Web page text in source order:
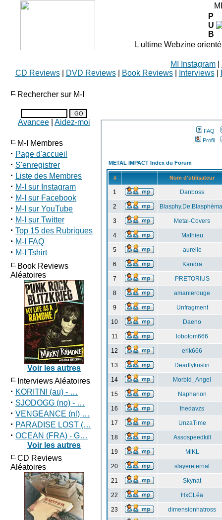
P
U
B
L ultime Webzine
MI Instagram
CD Reviews| DVD Reviews| Book Reviews| Interviews|
Rechercher sur M-I
Avancee Aidez-moi
M-I Membres
· Page d'accueil
· S'enregistrer
· Liste des Membres
· M-I sur Instagram
· M-I sur Facebook
· M-I sur YouTube
· M-I sur Twitter
· Top 15 des Rubriques
· M-I FAQ
· M-I Tshirt
Book Reviews
Aléatoires
Voir les autres
Interviews Aléatoires
· KORITNI (au) - …
· SJODOGG (no) - …
· VENGEANCE (nl) …
· PARADISE LOST (…
· OCEAN (FRA) - G…
Voir les autres
CD Reviews
Aléatoires
FAQ
Profil
METAL IMPACT Index du Forum
# Nom d'utilisateur
1 Danboss
2
3 Metal-Covers
4 Mathieu
5 aurelie
6 Kandra
7 PRETORIUS
8 amanlerouge
9 Unfragment
10 Daeno
11 lobotom666
12 erik666
13 Deadlykristin
14 Morbid_Angel
15 Napharion
16 thedavzs
17 UnzaTime
18 Assospeedkill
19 MiKL
20 slayereternal
21 Skynat
22 HxCLéa
23 dimensionhatross